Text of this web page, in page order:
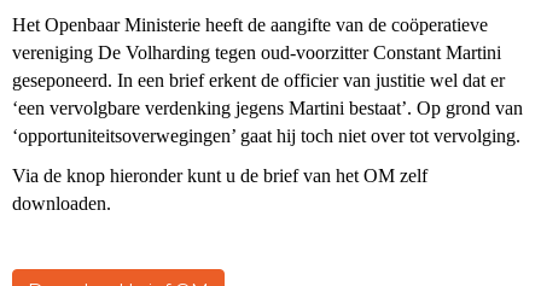
Het Openbaar Ministerie heeft de aangifte van de coöperatieve
vereniging De Volharding tegen oud-voorzitter Constant Martini
geseponeerd. In een brief erkent de officier van justitie wel dat er
‘een vervolgbare verdenking jegens Martini bestaat’. Op grond van
‘opportuniteitsoverwegingen’ gaat hij toch niet over tot vervolging.
Via de knop hieronder kunt u de brief van het OM zelf
downloaden.